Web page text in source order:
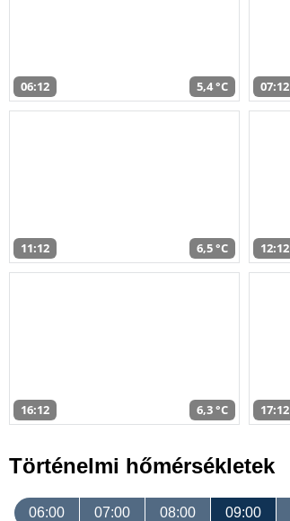
06:12 5,4 °C 07:12
11:12 6,5 °C 12:12
16:12 6,3 °C 17:12
Történelmi hőmérsékletek
06:00 07:00 08:00 09:00